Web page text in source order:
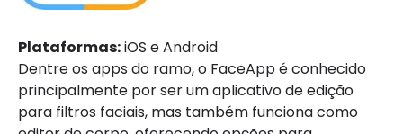
Plataformas:iOS e Android
Dentre os apps do ramo, o FaceApp é conhecido
principalmente por ser um aplicativo de edição
para filtros faciais, mas também funciona como